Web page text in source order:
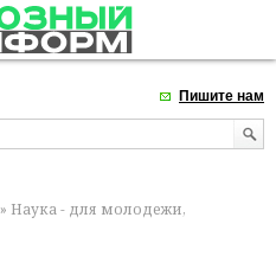
Пишите нам
» Наука - для молодежи,